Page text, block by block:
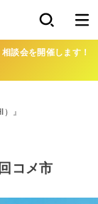
談会を開催します！
』
コメ市